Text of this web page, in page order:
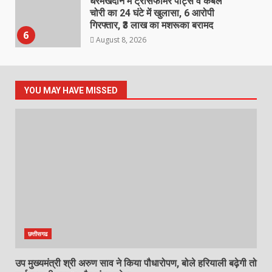
6
चोरी का 24 घंटे में खुलासा, 6 आरोपी
गिरफ्तार, ₹3 लाख का मशरूका बरामद
August 8, 2026
सहायता से समय पर अस्पताल पहुंचाकर
बचाई जान…
2
August 8, 2026
YOU MAY HAVE MISSED
छत्तीसगढ
उप मुख्यमंत्री श्री अरुण साव ने किया पौधारोपण, बोले हरियाली बढ़ेगी तो